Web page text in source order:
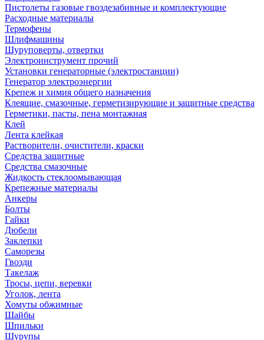
Пистолеты газовые гвоздезабивные и комплектующие
Расходные материалы
Термофены
Шлифмашины
Шуруповерты, отвертки
Электроинструмент прочий
Установки генераторные (электростанции)
Генератор электроэнергии
Крепеж и химия общего назначения
Клеящие, смазочные, герметизирующие и защитные средства
Герметики, пасты, пена монтажная
Клей
Лента клейкая
Растворители, очистители, краски
Средства защитные
Средства смазочные
Жидкость стеклоомывающая
Крепежные материалы
Анкеры
Болты
Гайки
Дюбели
Заклепки
Саморезы
Гвозди
Такелаж
Тросы, цепи, веревки
Уголок, лента
Хомуты обжимные
Шайбы
Шпильки
Шурупы